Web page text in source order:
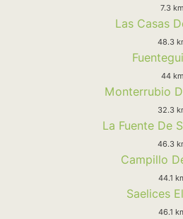
7.3 km
Las Casas
48.3
44 km
Monterrubio
32.3
La Fuente De
46.3
Campillo
44.1
Saelices
46.1